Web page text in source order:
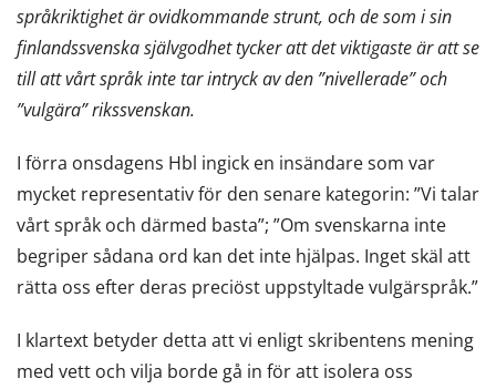
språkriktighet är ovidkommande strunt, och de som i sin
finlandssvenska självgodhet tycker att det viktigaste är att se
till att vårt språk inte tar intryck av den ”nivellerade” och
”vulgära” rikssvenskan.
I förra onsdagens Hbl ingick en insändare som var
mycket representativ för den senare kategorin: ”Vi talar
vårt språk och därmed basta”; ”Om svenskarna inte
begriper sådana ord kan det inte hjälpas. Inget skäl att
rätta oss efter deras preciöst uppstyltade vulgärspråk.”
I klartext betyder detta att vi enligt skribentens mening
med vett och vilja borde gå in för att isolera oss